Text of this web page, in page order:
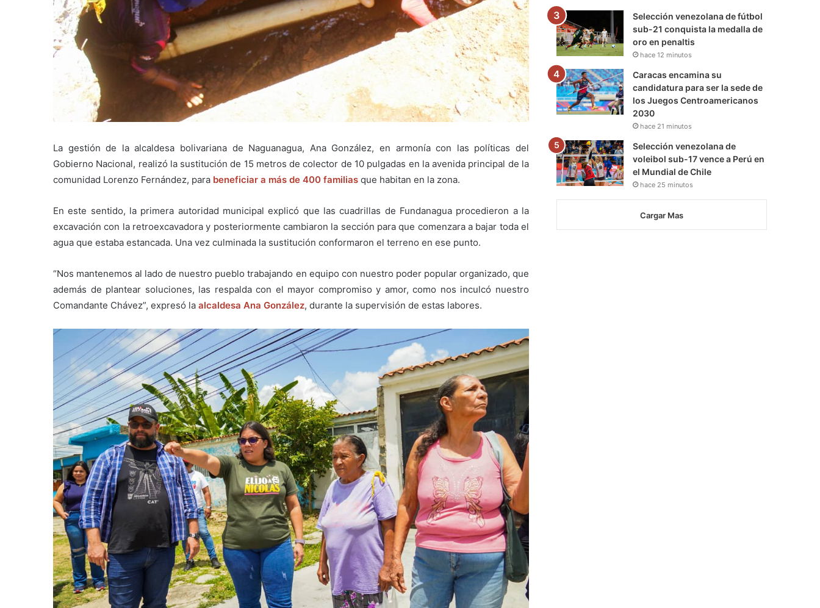
La gestión de la alcaldesa bolivariana de Naguanagua, Ana González, en armonía con las políticas del
Gobierno Nacional, realizó la sustitución de 15 metros de colector de 10 pulgadas en la avenida principal de la
comunidad Lorenzo Fernández, para beneficiar a más de 400 familias que habitan en la zona.
En este sentido, la primera autoridad municipal explicó que las cuadrillas de Fundanagua procedieron a la
excavación con la retroexcavadora y posteriormente cambiaron la sección para que comenzara a bajar toda el
agua que estaba estancada. Una vez culminada la sustitución conformaron el terreno en ese punto.
“Nos mantenemos al lado de nuestro pueblo trabajando en equipo con nuestro poder popular organizado, que
además de plantear soluciones, las respalda con el mayor compromiso y amor, como nos inculcó nuestro
Comandante Chávez”, expresó la alcaldesa Ana González, durante la supervisión de estas labores.
Selección venezolana de fútbol
sub-21 conquista la medalla de
oro en penaltis
hace 12 minutos
Caracas encamina su
candidatura para ser la sede de
los Juegos Centroamericanos
2030
hace 21 minutos
Selección venezolana de
voleibol sub-17 vence a Perú en
el Mundial de Chile
hace 25 minutos
Cargar Mas